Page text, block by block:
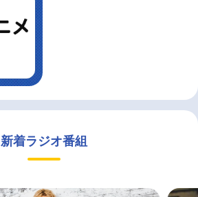
新着ラジオ番組